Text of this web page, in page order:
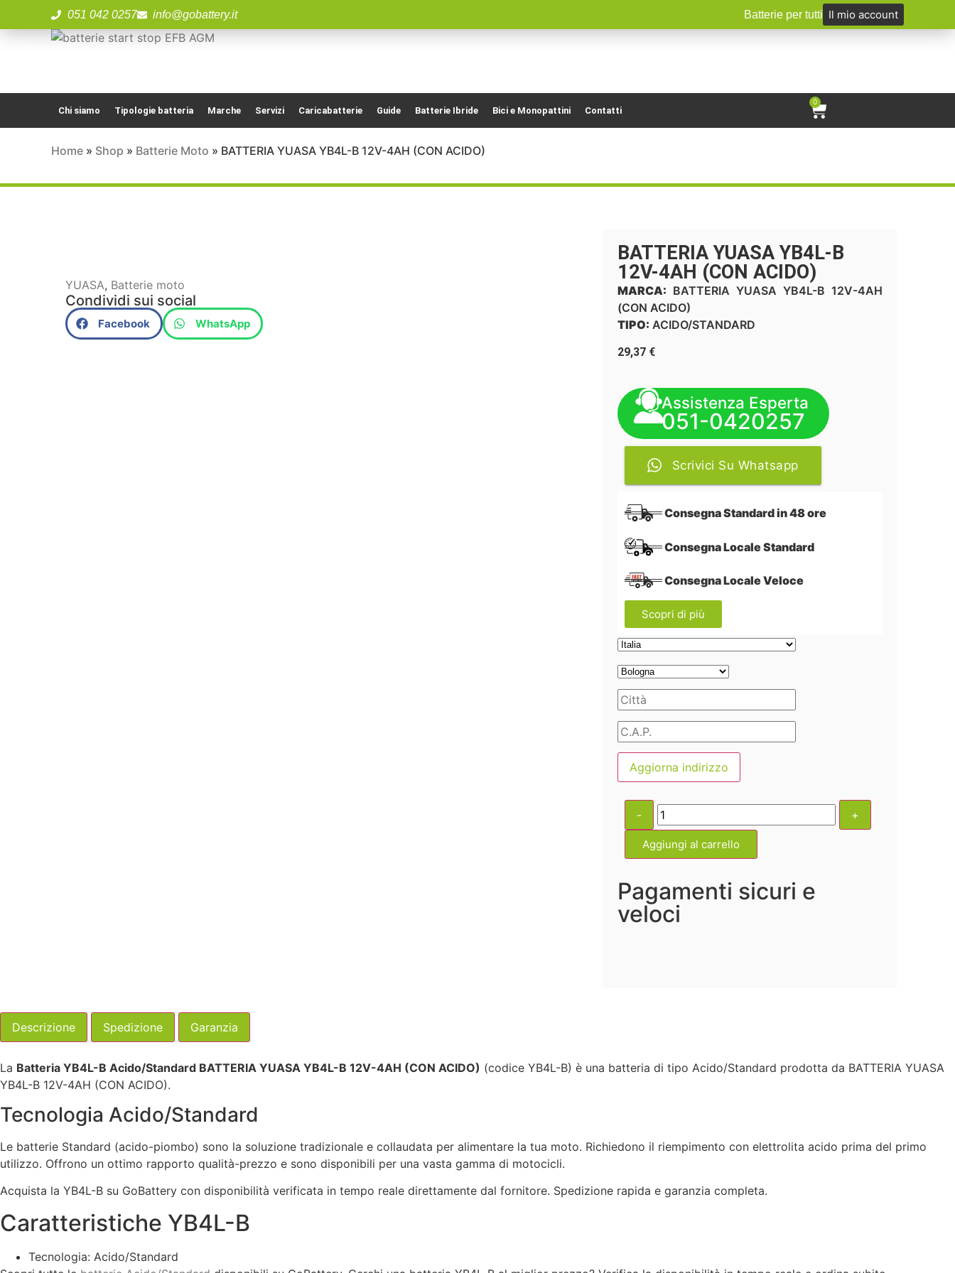
051 042 0257 info@gobattery.it Batterie per tutti Il mio account
Chi siamo Tipologie batteria Marche Servizi Caricabatterie Guide Batterie Ibride Bici e Monopattini Contatti
0
Home » Shop » Batterie Moto » BATTERIA YUASA YB4L-B 12V-4AH (CON ACIDO)
YUASA, Batterie moto
Condividi sui social
Facebook WhatsApp
BATTERIA YUASA YB4L-B
12V-4AH (CON ACIDO)
MARCA: BATTERIA YUASA YB4L-B 12V-4AH
(CON ACIDO)
TIPO: ACIDO/STANDARD
29,37 €
Assistenza Esperta
051-0420257
Scrivici Su Whatsapp
Consegna Standard in 48 ore
Consegna Locale Standard
Consegna Locale Veloce
Scopri di più
Aggiorna indirizzo
- +
Aggiungi al carrello
Pagamenti sicuri e
veloci
Descrizione Spedizione Garanzia
La Batteria YB4L-B Acido/Standard BATTERIA YUASA YB4L-B 12V-4AH (CON ACIDO) (codice YB4L-B) è una batteria di tipo Acido/Standard prodotta da BATTERIA YUASA
YB4L-B 12V-4AH (CON ACIDO).
Tecnologia Acido/Standard
Le batterie Standard (acido-piombo) sono la soluzione tradizionale e collaudata per alimentare la tua moto. Richiedono il riempimento con elettrolita acido prima del primo
utilizzo. Offrono un ottimo rapporto qualità-prezzo e sono disponibili per una vasta gamma di motocicli.
Acquista la YB4L-B su GoBattery con disponibilità verificata in tempo reale direttamente dal fornitore. Spedizione rapida e garanzia completa.
Caratteristiche YB4L-B
Tecnologia: Acido/Standard